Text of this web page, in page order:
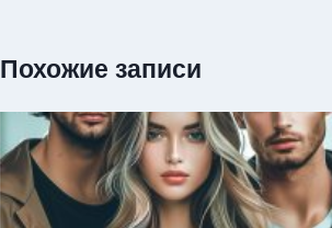
Похожие записи